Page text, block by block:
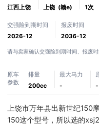
江西上饶
上饶 (赣e)
1次
交强险到期时间
2026-12
报废时间
2036-12
请与卖家确认交强险到期时间、报废
原车
参数
排量
200cc
最大马力
-
-
上饶市万年县出新世纪150
150这个型号，所以选的